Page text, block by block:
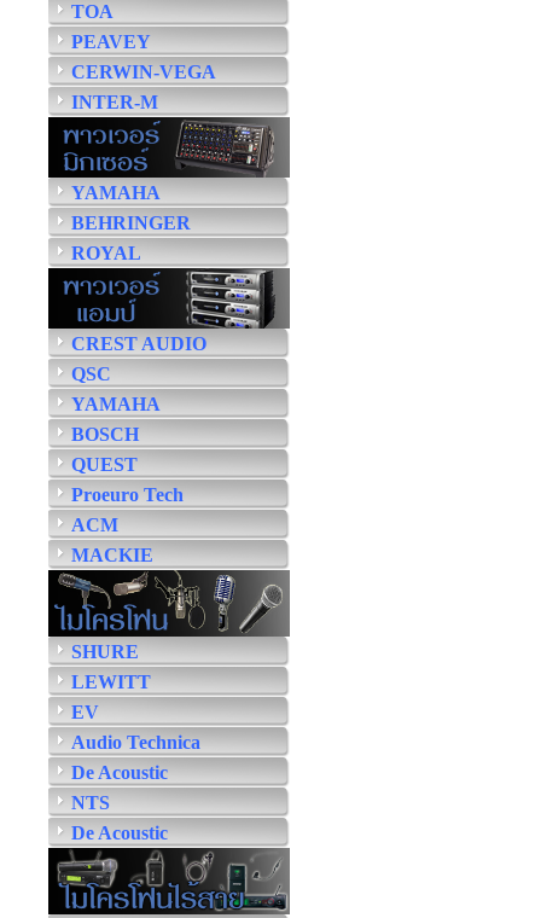
TOA
PEAVEY
CERWIN-VEGA
INTER-M
YAMAHA
BEHRINGER
ROYAL
CREST AUDIO
QSC
YAMAHA
BOSCH
QUEST
Proeuro Tech
ACM
MACKIE
SHURE
LEWITT
EV
Audio Technica
De Acoustic
NTS
De Acoustic